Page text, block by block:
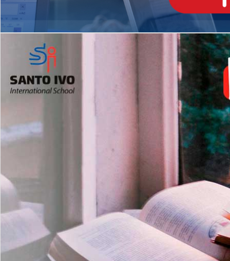
Matrículas Abertas 2026
2º AO 5º ANO FUNDAMENTAL
es
Com imersão Bilingue - Anos
Finais
6º AO 9º ANO FUNDAMENTAL
Inglês: Turmas Reduzidas
(Proficiência)